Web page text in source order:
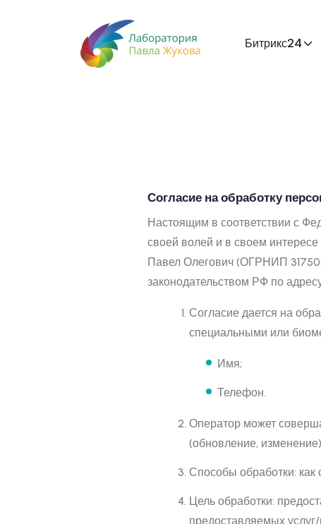
Битрикс24
Согласие на обработку
Настоящим в соответствии с
своей волей и в своем
Павел Олегович (ОГРНИП
законодательством РФ по
Согласие дается на
специальными или
Имя;
Телефон.
Оператор может
(обновление,
Способы обработки: как
Цель обработки:
предоставляемых